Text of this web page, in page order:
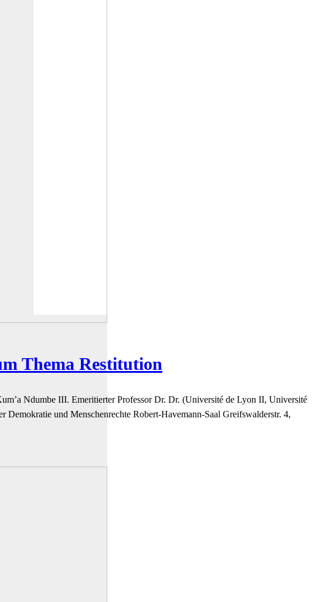
Thema Restitution
Ndumbe III. Emeritierter Professor Dr. Dr. (Université de Lyon II, Université
und Menschenrechte Robert-Havemann-Saal Greifswalderstr. 4,